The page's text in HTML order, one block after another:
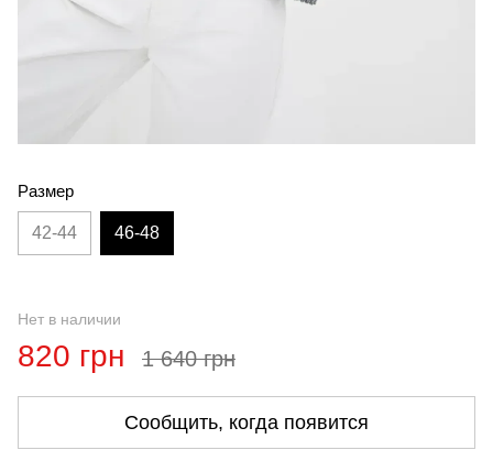
Размер
42-44 46-48
Нет в наличии
820 грн 1 640 грн
Сообщить, когда появится